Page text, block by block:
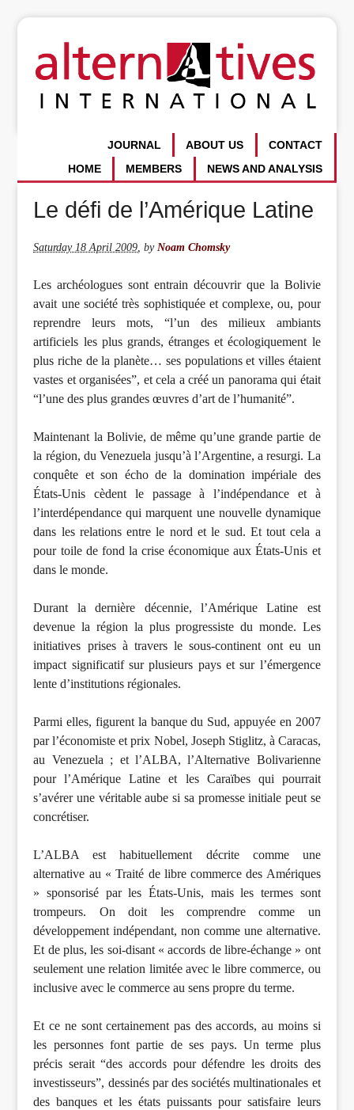
CONTACT
ABOUT US
JOURNAL
NEWS AND ANALYSIS
MEMBERS
HOME
Le défi de l’Amérique Latine
Saturday 18 April 2009,byNoam Chomsky
Les archéologues sont entrain découvrir que la Bolivie
avait une société très sophistiquée et complexe, ou, pour
reprendre leurs mots, “l’un des milieux ambiants
artificiels les plus grands, étranges et écologiquement le
plus riche de la planète… ses populations et villes étaient
vastes et organisées”, et cela a créé un panorama qui était
“l’une des plus grandes œuvres d’art de l’humanité”.
Maintenant la Bolivie, de même qu’une grande partie de
la région, du Venezuela jusqu’à l’Argentine, a resurgi. La
conquête et son écho de la domination impériale des
États-Unis cèdent le passage à l’indépendance et à
l’interdépendance qui marquent une nouvelle dynamique
dans les relations entre le nord et le sud. Et tout cela a
pour toile de fond la crise économique aux États-Unis et
dans le monde.
Durant la dernière décennie, l’Amérique Latine est
devenue la région la plus progressiste du monde. Les
initiatives prises à travers le sous-continent ont eu un
impact significatif sur plusieurs pays et sur l’émergence
lente d’institutions régionales.
Parmi elles, figurent la banque du Sud, appuyée en 2007
par l’économiste et prix Nobel, Joseph Stiglitz, à Caracas,
au Venezuela ; et l’ALBA, l’Alternative Bolivarienne
pour l’Amérique Latine et les Caraïbes qui pourrait
s’avérer une véritable aube si sa promesse initiale peut se
concrétiser.
L’ALBA est habituellement décrite comme une
alternative au « Traité de libre commerce des Amériques
» sponsorisé par les États-Unis, mais les termes sont
trompeurs. On doit les comprendre comme un
développement indépendant, non comme une alternative.
Et de plus, les soi-disant « accords de libre-échange » ont
seulement une relation limitée avec le libre commerce, ou
inclusive avec le commerce au sens propre du terme.
Et ce ne sont certainement pas des accords, au moins si
les personnes font partie de ses pays. Un terme plus
précis serait “des accords pour défendre les droits des
investisseurs”, dessinés par des sociétés multinationales et
des banques et les états puissants pour satisfaire leurs